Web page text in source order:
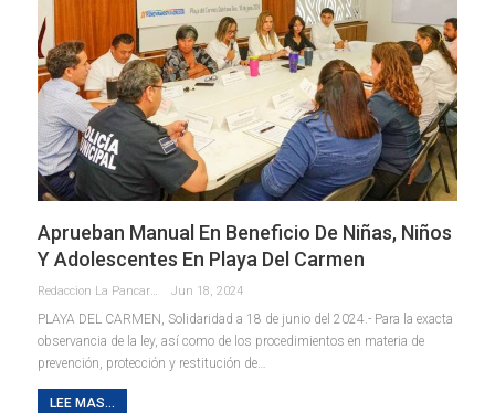
Aprueban Manual En Beneficio De Niñas, Niños
Y Adolescentes En Playa Del Carmen
Redaccion La Pancarta De Quintana Roo Jun 18, 2024
PLAYA DEL CARMEN, Solidaridad a 18 de junio del 2024.- Para la exacta
observancia de la ley, así como de los procedimientos en materia de
prevención, protección y restitución de…
LEE MAS...